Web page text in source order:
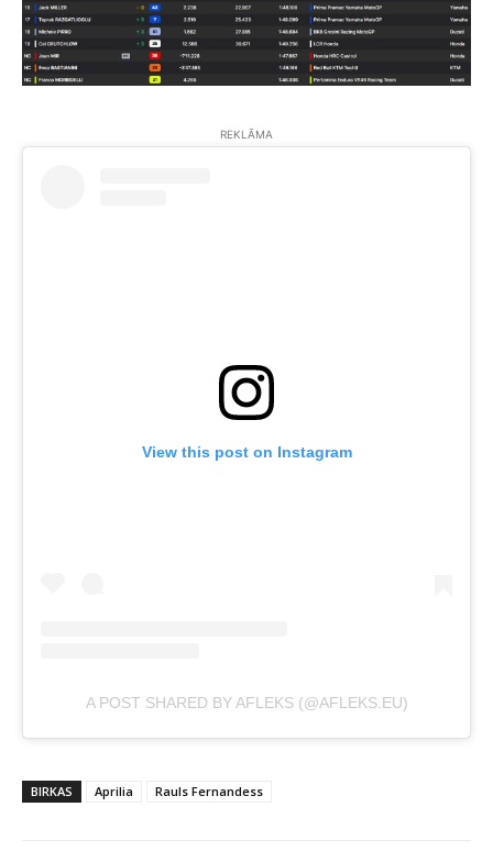
REKLĀMA
View this post on Instagram
A POST SHARED BY AFLEKS (@AFLEKS.EU)
BIRKAS Aprilia Rauls Fernandess